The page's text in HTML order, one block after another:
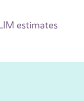
estimates